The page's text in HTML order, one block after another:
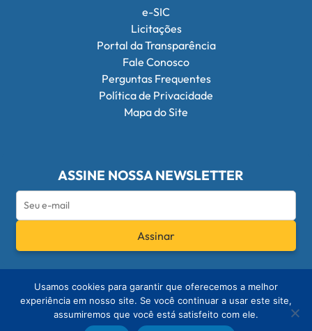
e-SIC
Licitações
Portal da Transparência
Fale Conosco
Perguntas Frequentes
Política de Privacidade
Mapa do Site
ASSINE NOSSA NEWSLETTER
Assinar
Redes Sociais do Conselho Federal de
Usamos cookies para garantir que oferecemos a melhor
experiência em nosso site. Se você continuar a usar este site,
assumiremos que você está satisfeito com ele.